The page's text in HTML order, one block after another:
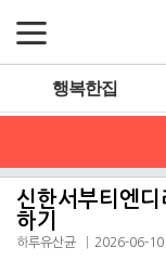
행복한집
신한서부티엔
하기
하루유산균 2026-06-10